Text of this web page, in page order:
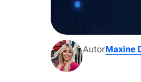
AutorMaxine